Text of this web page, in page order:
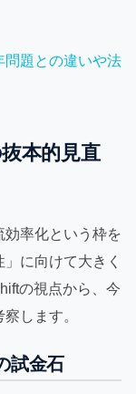
問題との違いや法
本的見直
率化という枠を
に向けて大きく
の視点から、今
します。
試金石